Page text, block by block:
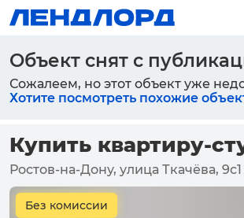
Объект снят с
Сожалеем, но этот объект уже
Хотите посмотреть похожие
Купить квартиру-
Ростов-на-Дону, улица Ткачёва, 9с1
Без комиссии